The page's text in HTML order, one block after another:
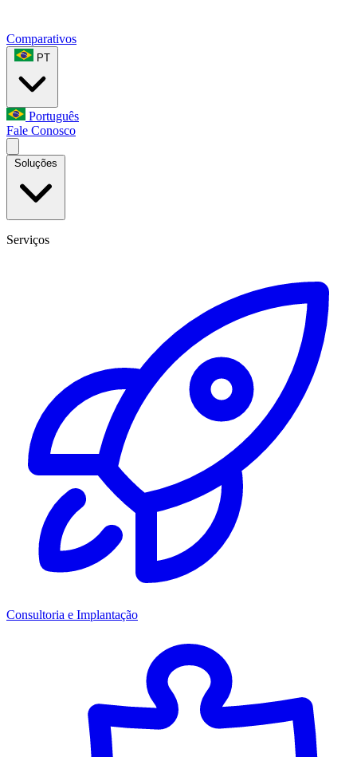
Comparativos
PT
Português
Fale Conosco
Soluções
Serviços
Consultoria e Implantação